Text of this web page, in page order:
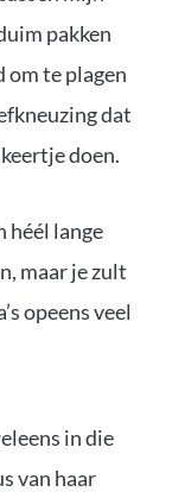
pakken
om te plagen
dat
doen.
héél lange
maar je zult
opeens veel
in die
van haar